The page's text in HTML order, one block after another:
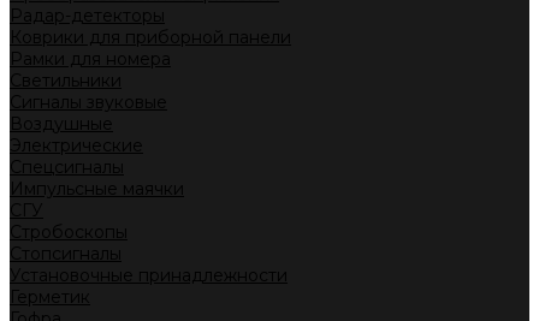
Радар-детекторы
Коврики для приборной панели
Рамки для номера
Светильники
Сигналы звуковые
Воздушные
Электрические
Спецсигналы
Импульсные маячки
СГУ
Стробоскопы
Стопсигналы
Установочные принадлежности
Герметик